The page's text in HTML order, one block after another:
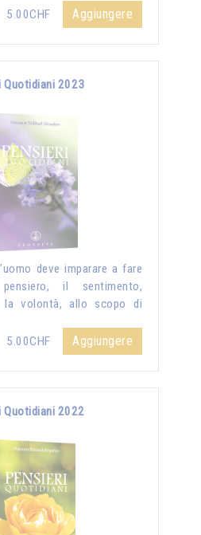
5.00CHF Aggiungere
Quotidiani 2023
deve imparare a fare
il sentimento,
la volontà, allo scopo di
5.00CHF
Aggiungere
Quotidiani 2022